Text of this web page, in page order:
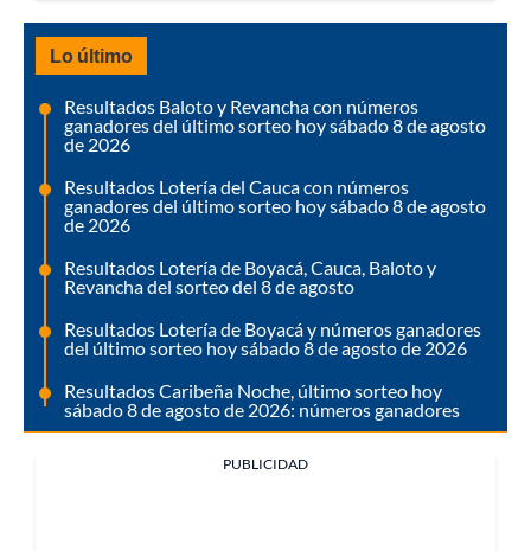
Lo último
Resultados Baloto y Revancha con números
ganadores del último sorteo hoy sábado 8 de agosto
de 2026
Resultados Lotería del Cauca con números
ganadores del último sorteo hoy sábado 8 de agosto
de 2026
Resultados Lotería de Boyacá, Cauca, Baloto y
Revancha del sorteo del 8 de agosto
Resultados Lotería de Boyacá y números ganadores
del último sorteo hoy sábado 8 de agosto de 2026
Resultados Caribeña Noche, último sorteo hoy
sábado 8 de agosto de 2026: números ganadores
PUBLICIDAD